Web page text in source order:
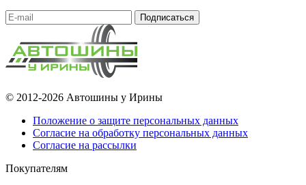
Подписаться
© 2012-2026 Автошины у Ирины
Положение о защите персональных данных
Согласие на обработку персональных данных
Согласие на рассылки
Покупателям